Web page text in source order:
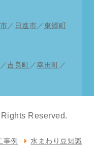
知多市台所蛇口
区水道工事
洗面パイプ修理
き 西区お風呂詰
／ 日進市 ／ 東郷町
／吉良町 ／幸田町 ／
Reserved.
事例 水まわり豆知識